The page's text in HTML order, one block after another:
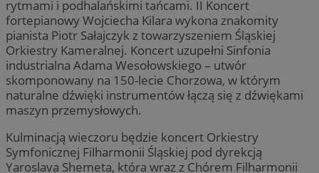
rytmami i podhalańskimi tańcami. II Koncert
fortepianowy Wojciecha Kilara wykona znakomity
pianista Piotr Sałajczyk z towarzyszeniem Śląskiej
Orkiestry Kameralnej. Koncert uzupełni Sinfonia
industrialna Adama Wesołowskiego – utwór
skomponowany na 150-lecie Chorzowa, w którym
naturalne dźwięki instrumentów łączą się z dźwiękami
maszyn przemysłowych.
Kulminacją wieczoru będzie koncert Orkiestry
Symfonicznej Filharmonii Śląskiej pod dyrekcją
Yaroslava Shemeta, która wraz z Chórem Filharmonii